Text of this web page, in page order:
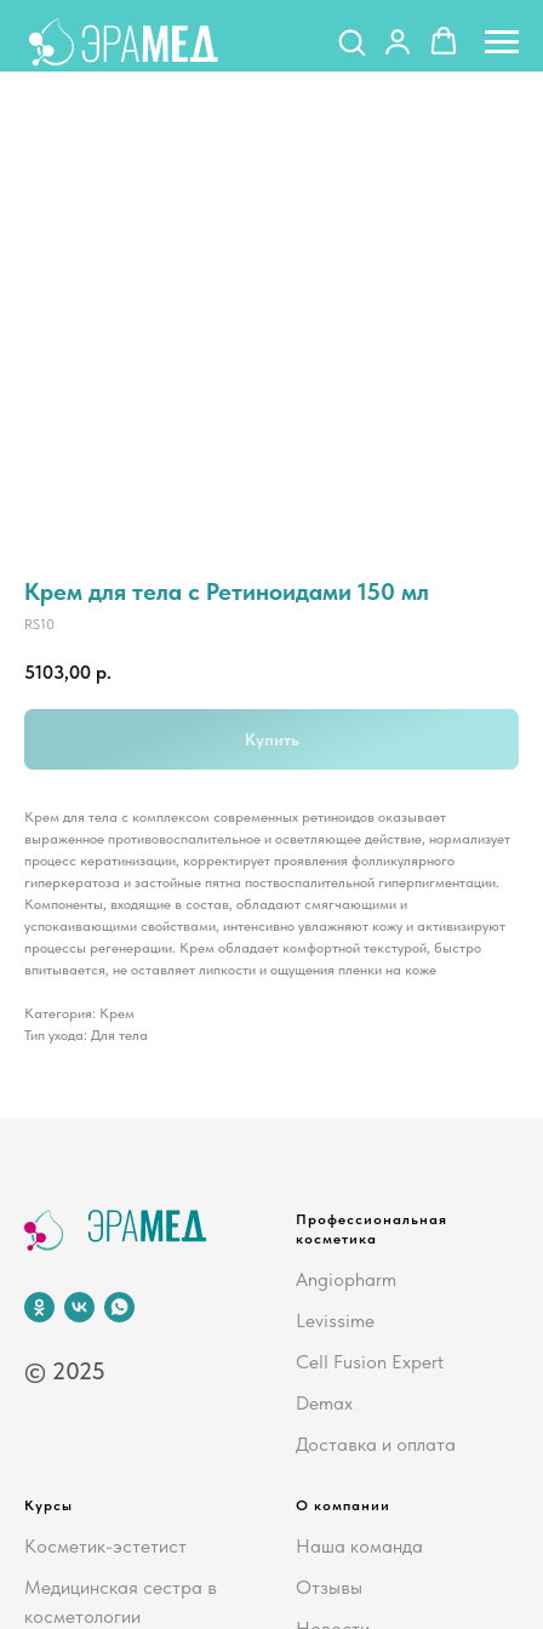
Крем для тела с Ретиноидами 150 мл
RS10
5103,00 р.
Купить
Крем для тела с комплексом современных ретиноидов оказывает
выраженное противовоспалительное и осветляющее действие, нормализует
процесс кератинизации, корректирует проявления фолликулярного
гиперкератоза и застойные пятна поствоспалительной гиперпигментации.
Компоненты, входящие в состав, обладают смягчающими и
успокаивающими свойствами, интенсивно увлажняют кожу и активизируют
процессы регенерации. Крем обладает комфортной текстурой, быстро
впитывается, не оставляет липкости и ощущения пленки на коже
Категория: Крем
Тип ухода: Для тела
© 2025
Профессиональная
косметика
Angiopharm
Levissime
Cell Fusion Expert
Demax
Доставка и оплата
Курсы
Косметик-эстетист
Медицинская сестра в
косметологии
О компании
Наша команда
Отзывы